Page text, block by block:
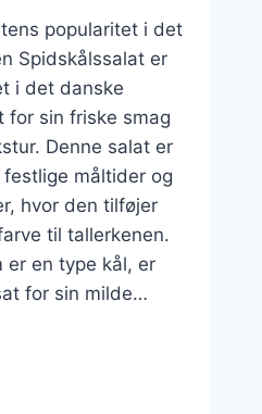
popularitet i det
Spidskålssalat er
i det danske
for sin friske smag
Denne salat er
måltider og
hvor den tilføjer
til tallerkenen.
er en type kål, er
for sin milde…